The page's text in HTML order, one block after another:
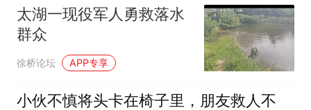
太湖一现役军人勇救落水
群众
徐桥论坛 APP专享
小伙不慎将头卡在椅子里，朋友救人不